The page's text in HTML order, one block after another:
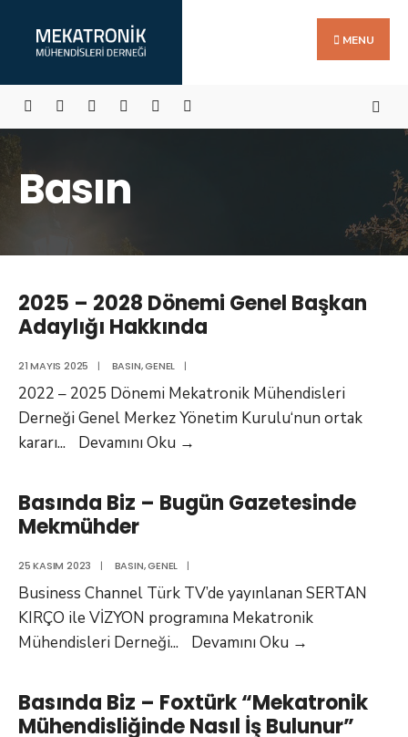
MENU
Basın
2025 – 2028 Dönemi Genel Başkan
Adaylığı Hakkında
21 MAYIS 2025 | BASIN,GENEL |
2022 – 2025 Dönemi Mekatronik Mühendisleri
Derneği Genel Merkez Yönetim Kurulu‘nun ortak
kararı... Devamını Oku →
2028
Dönemi
Adaylığı
Hakkında
Basında Biz – Bugün Gazetesinde
Mekmühder
25 KASIM 2023 | BASIN,GENEL |
Business Channel Türk TV’de yayınlanan SERTAN
KIRÇO ile VİZYON programına Mekatronik
Mühendisleri Derneği... Devamını Oku →
–
Bugün
Basında Biz – Foxtürk “Mekatronik
Mühendisliğinde Nasıl İş Bulunur”
for: